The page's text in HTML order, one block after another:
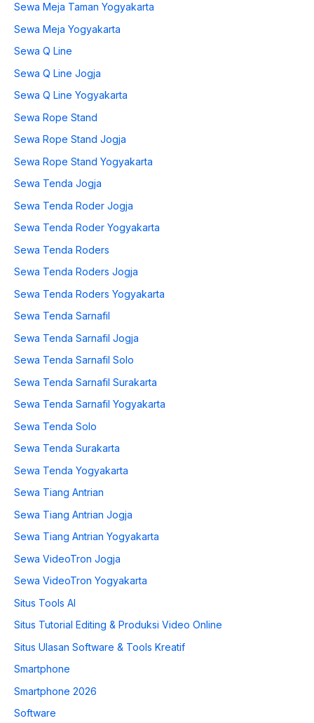
Sewa Meja Taman Yogyakarta
Sewa Meja Yogyakarta
Sewa Q Line
Sewa Q Line Jogja
Sewa Q Line Yogyakarta
Sewa Rope Stand
Sewa Rope Stand Jogja
Sewa Rope Stand Yogyakarta
Sewa Tenda Jogja
Sewa Tenda Roder Jogja
Sewa Tenda Roder Yogyakarta
Sewa Tenda Roders
Sewa Tenda Roders Jogja
Sewa Tenda Roders Yogyakarta
Sewa Tenda Sarnafil
Sewa Tenda Sarnafil Jogja
Sewa Tenda Sarnafil Solo
Sewa Tenda Sarnafil Surakarta
Sewa Tenda Sarnafil Yogyakarta
Sewa Tenda Solo
Sewa Tenda Surakarta
Sewa Tenda Yogyakarta
Sewa Tiang Antrian
Sewa Tiang Antrian Jogja
Sewa Tiang Antrian Yogyakarta
Sewa VideoTron Jogja
Sewa VideoTron Yogyakarta
Situs Tools AI
Situs Tutorial Editing & Produksi Video Online
Situs Ulasan Software & Tools Kreatif
Smartphone
Smartphone 2026
Software